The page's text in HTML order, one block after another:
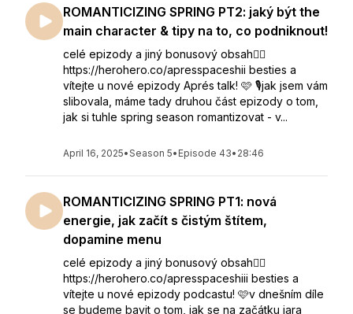
ROMANTICIZING SPRING PT2: jaký být the
main character & tipy na to, co podniknout!
celé epizody a jiný bonusový obsah👇🏻
https://herohero.co/apresspaceshii besties a
vítejte u nové epizody Aprés talk! 🩷 🎙️jak jsem vám
slibovala, máme tady druhou část epizody o tom,
jak si tuhle spring season romantizovat - v...
April 16, 2025•Season 5• Episode 43• 28:46
ROMANTICIZING SPRING PT1: nová
energie, jak začít s čistým štítem,
dopamine menu
celé epizody a jiný bonusový obsah👇🏻
https://herohero.co/apresspaceshiii besties a
vítejte u nové epizody podcastu! 🩷v dnešním díle
se budeme bavit o tom, jak se na začátku jara